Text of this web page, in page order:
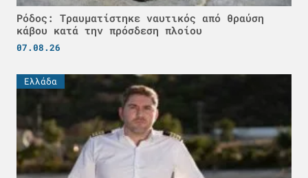
Ρόδος: Τραυματίστηκε ναυτικός από θραύση
κάβου κατά την πρόσδεση πλοίου
07.08.26
Ελλάδα